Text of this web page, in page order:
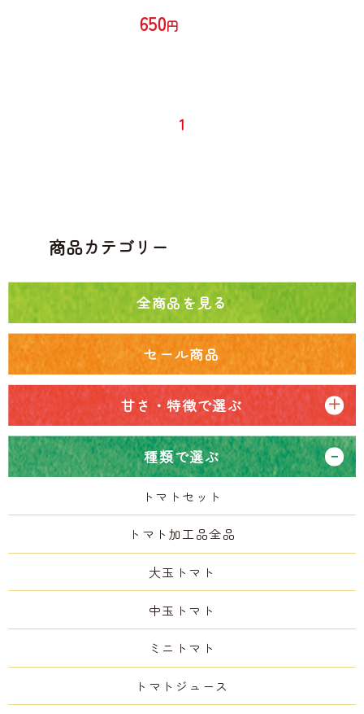
650円
1
商品カテゴリー
全商品を見る
セール商品
甘さ・特徴で選ぶ
種類で選ぶ
トマトセット
トマト加工品全品
大玉トマト
中玉トマト
ミニトマト
トマトジュース